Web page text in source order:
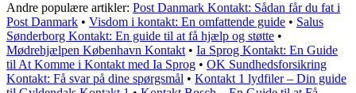
Andre populære artikler: Post Danmark Kontakt: Sådan får du fat i
Post Danmark • Visdom i kontakt: En omfattende guide • Salus
Sønderborg Kontakt: En guide til at få hjælp og støtte •
Mødrehjælpen København Kontakt • Ia Sprog Kontakt: En Guide
til At Komme i Kontakt med Ia Sprog • OK Sundhedsforsikring
Kontakt: Få svar på dine spørgsmål • Kontakt 1 lydfiler – Din guide